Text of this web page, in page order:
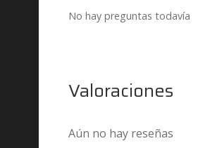
No hay preguntas todavía
Valoraciones
Aún no hay reseñas